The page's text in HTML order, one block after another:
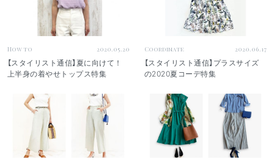
How to 2020.05.20
【スタイリスト通信】夏に向けて！
上半身の着やせトップス特集
Coordinate 2020.06.17
【スタイリスト通信】プラスサイズ
の2020夏コーデ特集